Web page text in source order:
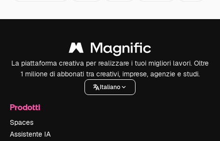
La piattaforma creativa per realizzare i tuoi migliori lavori. Oltre
1 milione di abbonati tra creativi, imprese, agenzie e studi.
Italiano
Prodotti
Spaces
Assistente IA